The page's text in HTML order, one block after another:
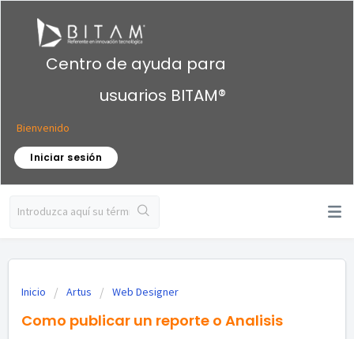
Centro de ayuda para
usuarios BITAM®
Bienvenido
Iniciar sesión
Inicio Artus Web Designer
Como publicar un reporte o Analisis